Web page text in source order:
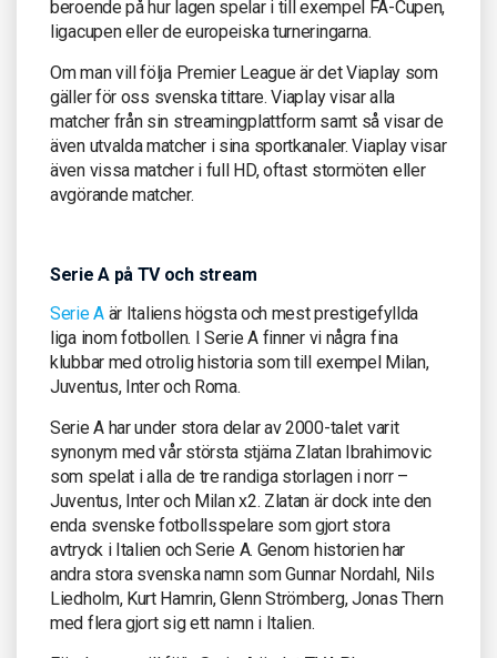
beroende på hur lagen spelar i till exempel FA-Cupen,
ligacupen eller de europeiska turneringarna.
Om man vill följa Premier League är det Viaplay som
gäller för oss svenska tittare. Viaplay visar alla
matcher från sin streamingplattform samt så visar de
även utvalda matcher i sina sportkanaler. Viaplay visar
även vissa matcher i full HD, oftast stormöten eller
avgörande matcher.
Serie A på TV och stream
Serie Aär Italiens högsta och mest prestigefyllda
liga inom fotbollen. I Serie A finner vi några fina
klubbar med otrolig historia som till exempel Milan,
Juventus, Inter och Roma.
Serie A har under stora delar av 2000-talet varit
synonym med vår största stjärna Zlatan Ibrahimovic
som spelat i alla de tre randiga storlagen i norr –
Juventus, Inter och Milan x2. Zlatan är dock inte den
enda svenske fotbollsspelare som gjort stora
avtryck i Italien och Serie A. Genom historien har
andra stora svenska namn som Gunnar Nordahl, Nils
Liedholm, Kurt Hamrin, Glenn Strömberg, Jonas Thern
med flera gjort sig ett namn i Italien.